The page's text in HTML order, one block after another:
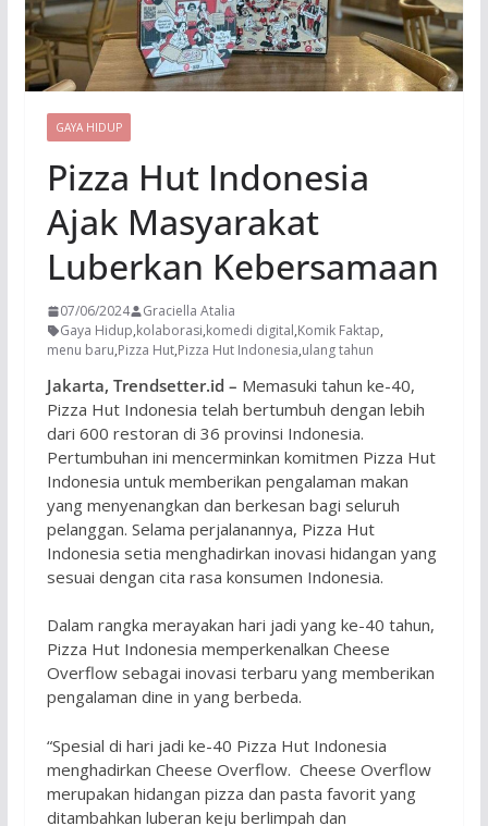
GAYA HIDUP
Pizza Hut Indonesia
Ajak Masyarakat
Luberkan Kebersamaan
07/06/2024
Graciella Atalia
Gaya Hidup,kolaborasi,komedi digital,Komik Faktap,
menu baru,Pizza Hut,Pizza Hut Indonesia,ulang tahun
Jakarta, Trendsetter.id – Memasuki tahun ke-40,
Pizza Hut Indonesia telah bertumbuh dengan lebih
dari 600 restoran di 36 provinsi Indonesia.
Pertumbuhan ini mencerminkan komitmen Pizza Hut
Indonesia untuk memberikan pengalaman makan
yang menyenangkan dan berkesan bagi seluruh
pelanggan. Selama perjalanannya, Pizza Hut
Indonesia setia menghadirkan inovasi hidangan yang
sesuai dengan cita rasa konsumen Indonesia.
Dalam rangka merayakan hari jadi yang ke-40 tahun,
Pizza Hut Indonesia memperkenalkan Cheese
Overflow sebagai inovasi terbaru yang memberikan
pengalaman dine in yang berbeda.
“Spesial di hari jadi ke-40 Pizza Hut Indonesia
menghadirkan Cheese Overflow. Cheese Overflow
merupakan hidangan pizza dan pasta favorit yang
ditambahkan luberan keju berlimpah dan